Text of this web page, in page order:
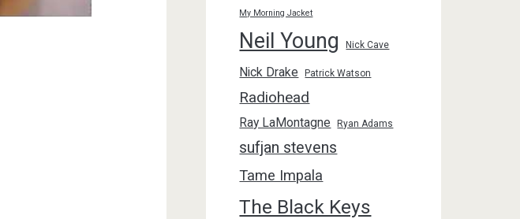
My Morning Jacket
Neil Young Nick Cave
Nick Drake Patrick Watson
Radiohead
Ray LaMontagne Ryan Adams
sufjan stevens
Tame Impala
The Black Keys